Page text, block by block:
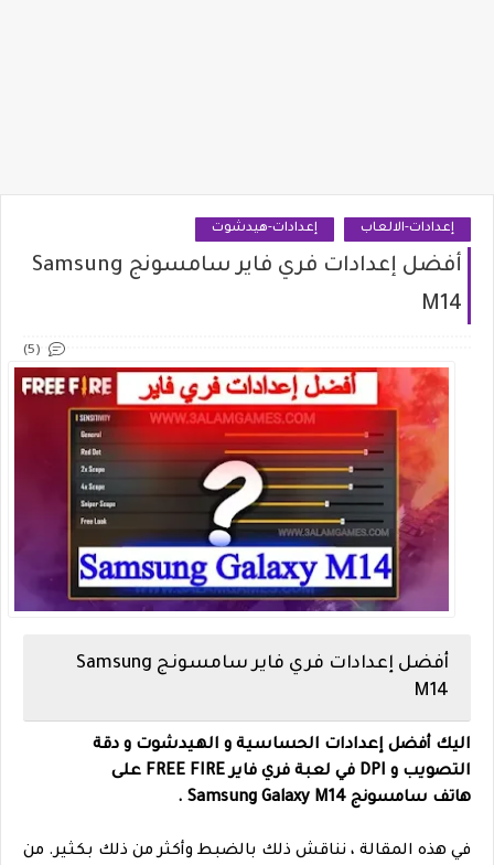
إعدادات-الالعاب إعدادات-هيدشوت
أفضل إعدادات فري فاير سامسونج Samsung
M14
(5)
أفضل إعدادات فري فاير سامسونج Samsung
M14
اليك أفضل إعدادات الحساسية و الهيدشوت و دقة
التصويب و DPI في لعبة فري فاير FREE FIRE على
هاتف سامسونج Samsung Galaxy M14 .
في هذه المقالة ، نناقش ذلك بالضبط وأكثر من ذلك بكثير. من